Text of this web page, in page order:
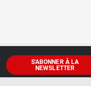
S'ABONNER À LA
NEWSLETTER